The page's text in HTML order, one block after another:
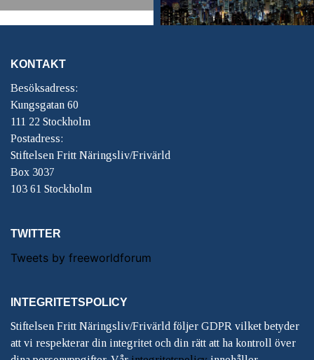
KONTAKT
Besöksadress:
Kungsgatan 60
111 22 Stockholm
Postadress:
Stiftelsen Fritt Näringsliv/Frivärld
Box 3037
103 61 Stockholm
TWITTER
Tweets by freeworldforum
INTEGRITETSPOLICY
Stiftelsen Fritt Näringsliv/Frivärld följer GDPR vilket betyder
att vi respekterar din integritet och din rätt att ha kontroll över